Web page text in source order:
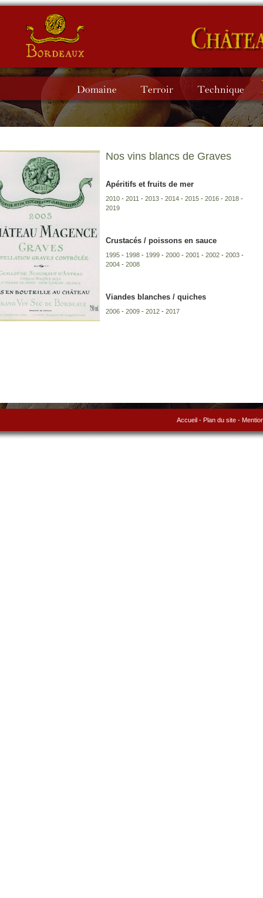
Nos vins blancs de Graves
Apéritifs et fruits de mer
2010 - 2011 - 2013 - 2014 - 2015 - 2016 - 2018 -
2019
Crustacés / poissons en sauce
1995 - 1998 - 1999 - 2000 - 2001 - 2002 - 2003 -
2004 - 2008
Viandes blanches / quiches
2006 - 2009 - 2012 - 2017
Accueil- Plan du site-